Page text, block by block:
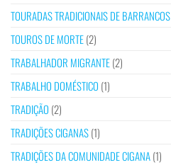
TOURADAS TRADICIONAIS DE BARRANCOS
TOUROS DE MORTE(2)
TRABALHADOR MIGRANTE(2)
TRABALHO DOMÉSTICO (1)
TRADIÇÃO (2)
TRADIÇÕES CIGANAS(1)
TRADIÇÕES DA COMUNIDADE CIGANA(1)